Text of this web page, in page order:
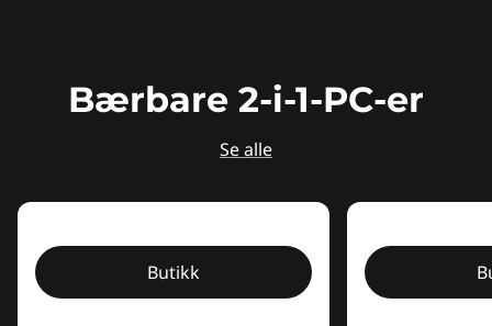
Bærbare 2-i-1-PC-er
Se alle
Butikk